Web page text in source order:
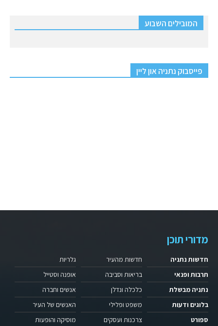
המובילים השבוע
פייסבוק נתניה און ליין
מדורי תוכן
חדשות נתניה
תרבות ופנאי
נתניה מבשלת
בלוגים ודעות
ספורט
חדשות מהעיר
בריאות וסביבה
כלכלה ונדלן
משפט ופלילי
צרכנות ועסקים
גלריות
אופנה וסטייל
אנשים וחברה
האנשים של העיר
מוסיקה והופעות